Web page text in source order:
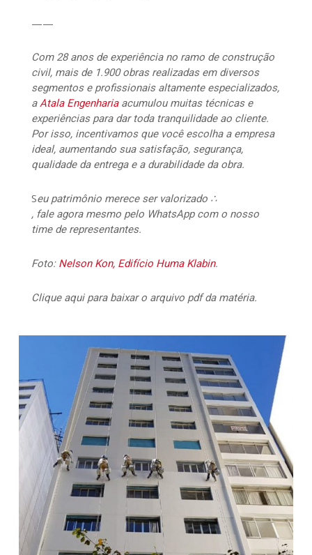
——
Com 28 anos de experiência no ramo de construção
civil, mais de 1.900 obras realizadas em diversos
segmentos e profissionais altamente especializados,
aAtala Engenhariaacumulou muitas técnicas e
experiências para dar toda tranquilidade ao cliente.
Por isso, incentivamos que você escolha a empresa
ideal, aumentando sua satisfação, segurança,
qualidade da entrega e a durabilidade da obra.
Seu patrimônio merece ser valorizado ∴
, fale agora mesmo pelo WhatsApp com o nosso
time de representantes.
Foto: Nelson Kon, Edifício Huma Klabin.
Clique aqui para baixar o arquivo pdf da matéria.